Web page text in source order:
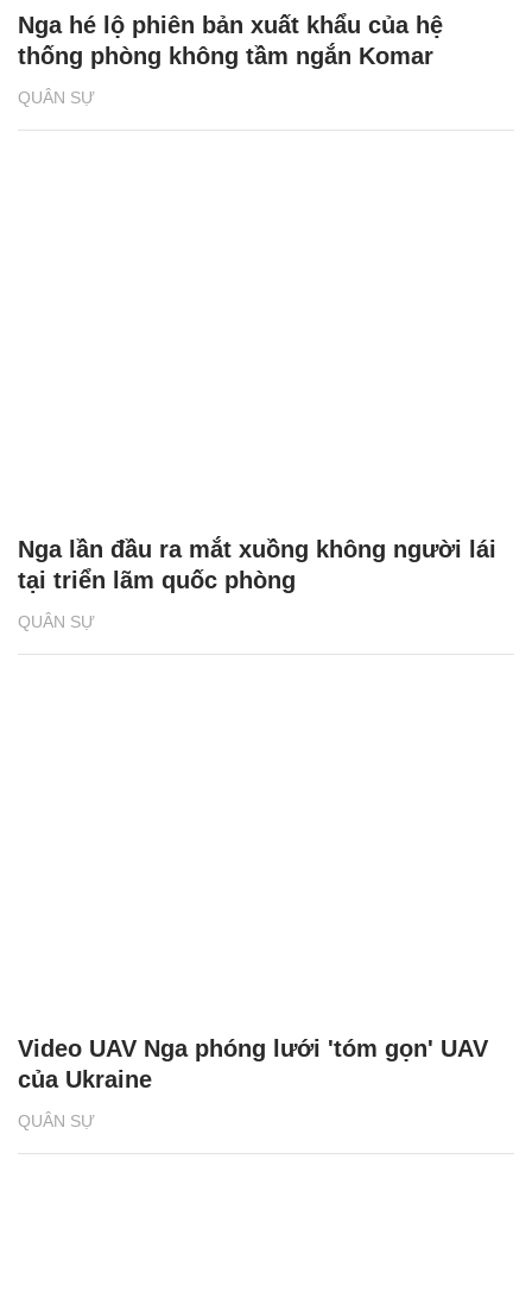
QUÂN SỰ
Nga hé lộ phiên bản xuất khẩu của hệ
thống phòng không tầm ngắn Komar
QUÂN SỰ
Nga lần đầu ra mắt xuồng không người lái
tại triển lãm quốc phòng
QUÂN SỰ
Video UAV Nga phóng lưới 'tóm gọn' UAV
của Ukraine